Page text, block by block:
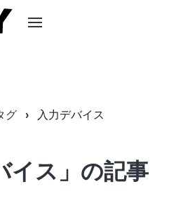
グ 入力デバイス
イス」の記事